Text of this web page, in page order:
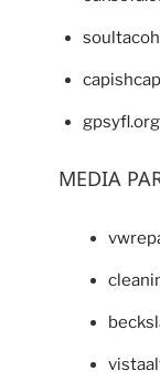
gpsyfl.org
MEDIA